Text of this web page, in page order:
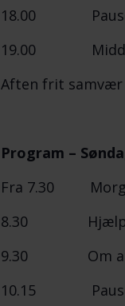
18.00
19.00 Middag
Aften frit samvær
Program –
Fra 7.30
8.30
9.30 Om at
10.15 Pause